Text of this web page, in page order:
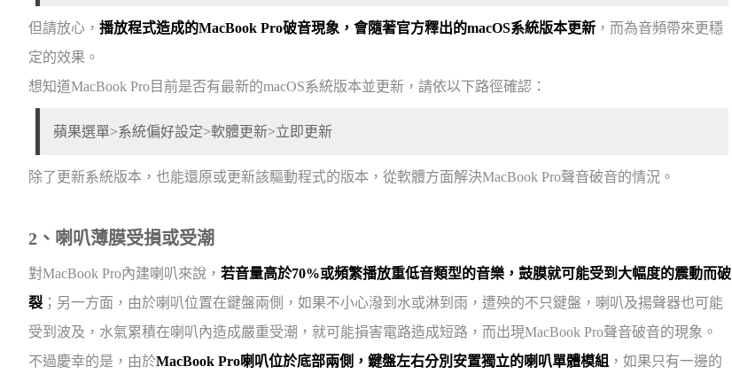
但請放心， 播放程式造成的MacBook Pro破音現象，會隨著官方釋出的macOS系統版本更新 ，而為音頻帶來更穩
定的效果。
想知道MacBook Pro目前是否有最新的macOS系統版本並更新，請依以下路徑確認：
蘋果選單>系統偏好設定>軟體更新>立即更新
除了更新系統版本，也能還原或更新該驅動程式的版本，從軟體方面解決MacBook Pro聲音破音的情況。
2、喇叭薄膜受損或受潮
對MacBook Pro內建喇叭來說， 若音量高於70%或頻繁播放重低音類型的音樂，鼓膜就可能受到大幅度的震動而破
裂 ；另一方面，由於喇叭位置在鍵盤兩側，如果不小心潑到水或淋到雨，遭殃的不只鍵盤，喇叭及揚聲器也可能
受到波及，水氣累積在喇叭內造成嚴重受潮，就可能損害電路造成短路，而出現MacBook Pro聲音破音的現象。
不過慶幸的是，由於MacBook Pro喇叭位於底部兩側，鍵盤左右分別安置獨立的喇叭單體模組 ，如果只有一邊的